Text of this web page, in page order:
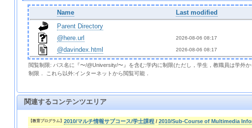
Name Last modified
Parent Directory
@here.url 2026-08-06 08:17
@davindex.html 2026-08-06 08:17
閲覧制限: パス名に『〜/@University/〜』を含む:学内に制限(ただし，学生，教職員は学外
制限． これら以外:インターネットから閲覧可能．
関連するコンテンツエリア
【教育プログラム】2010/マルチ情報サブコース/学士課程 /2010/Sub-Course of Multimedia